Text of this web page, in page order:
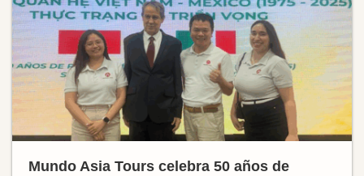
Mundo Asia Tours celebra 50 años de